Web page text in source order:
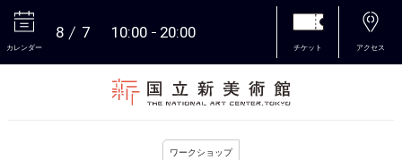
カレンダー
8 7 10:00 20:00
チケット アクセス
ワークショップ